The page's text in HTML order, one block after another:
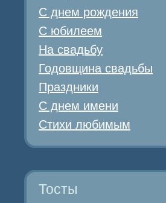
С днем рождения
С юбилеем
На свадьбу
Годовщина свадьбы
Праздники
С днем имени
Стихи любимым
Тосты